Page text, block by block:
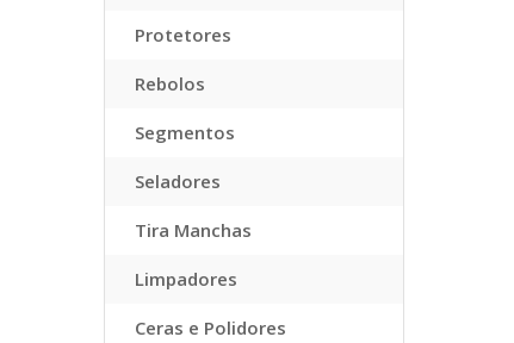
Protetores
Rebolos
Segmentos
Seladores
Tira Manchas
Limpadores
Ceras e Polidores